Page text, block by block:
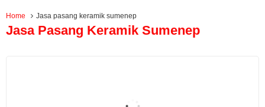
Home Jasa pasang keramik sumenep
Jasa Pasang Keramik Sumenep